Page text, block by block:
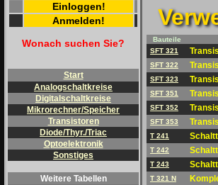
Einloggen!
Anmelden!
Wonach suchen Sie?
Start
Analogschaltkreise
Digitalschaltkreise
Mikrorechner/Speicher
Transistoren
Diode/Thyr./Triac
Optoelektronik
Sonstiges
Weitere Tabellen
Bauteile
SFT 321
SFT 322
SFT 323
SFT 351
SFT 352
SFT 353
T 241
T 242
T 243
T 321 N